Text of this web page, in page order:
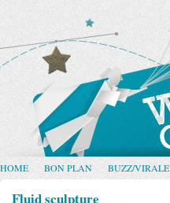
HOME BON PLAN BUZZ/VIRALE
Fluid sculpture